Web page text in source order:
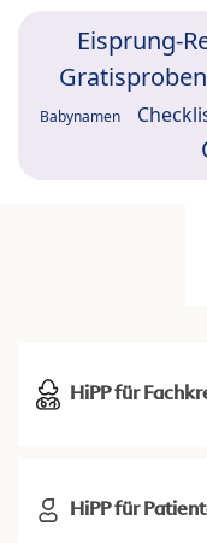
Eisprung-
Gratisproben
Babynamen
HiPP für
HiPP für